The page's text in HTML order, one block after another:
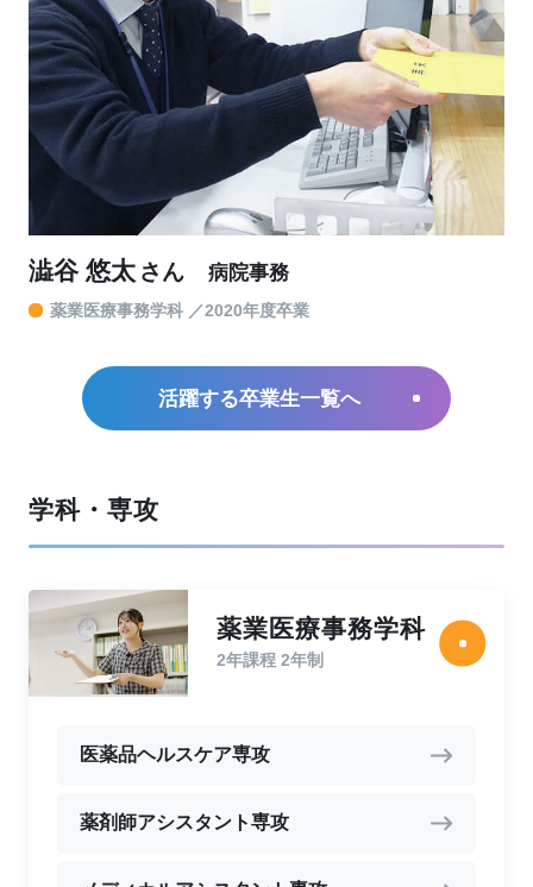
澁谷 悠太 さん 病院事務
薬業医療事務学科 2020年度卒業
活躍する卒業生一覧へ
学科・専攻
薬業医療事務学科
2年課程 2年制
医薬品ヘルスケア専攻
薬剤師アシスタント専攻